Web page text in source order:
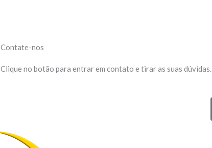
Contate-nos
Clique no botão para entrar em contato e tirar as suas dúvidas.